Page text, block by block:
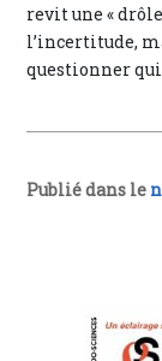
revit une «
l’incertitude,
questionner
Publié dans le